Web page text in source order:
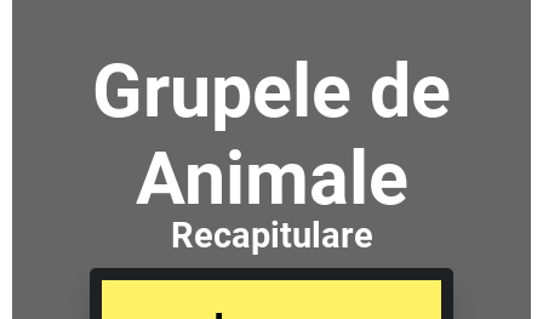
Grupele de
Animale
Recapitulare